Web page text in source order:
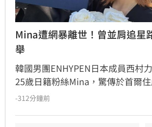
Mina遭網暴離世！曾並肩追星
舉
韓國男團ENHYPEN日本成員西村
25歲日籍粉絲Mina，驚傳於首爾
警方證實接獲報案並介入調查。生
-312分鐘前